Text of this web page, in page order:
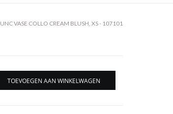
UNC VASE COLLO CREAM BLUSH, XS - 107101
TOEVOEGEN AAN WINKELWAGEN